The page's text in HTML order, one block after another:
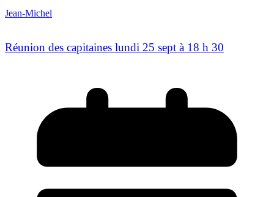
Jean-Michel
Réunion des capitaines lundi 25 sept à 18 h 30